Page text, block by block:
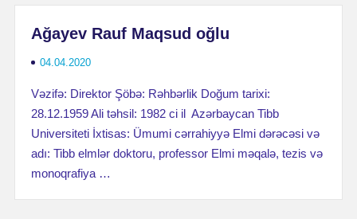
Ağayev Rauf Maqsud oğlu
04.04.2020
Vəzifə: Direktor Şöbə: Rəhbərlik Doğum tarixi:
28.12.1959 Ali təhsil: 1982 ci il Azərbaycan Tibb
Universiteti İxtisas: Ümumi cərrahiyyə Elmi dərəcəsi və
adı: Tibb elmlər doktoru, professor Elmi məqalə, tezis və
monoqrafiya …